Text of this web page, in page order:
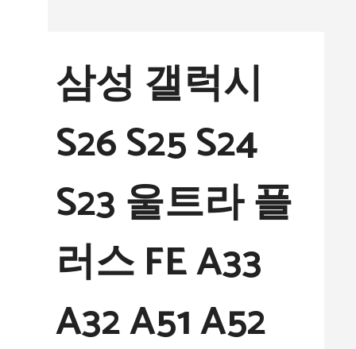
삼성 갤럭시
S26 S25 S24
S23 울트라 플
러스 FE A33
A32 A51 A52